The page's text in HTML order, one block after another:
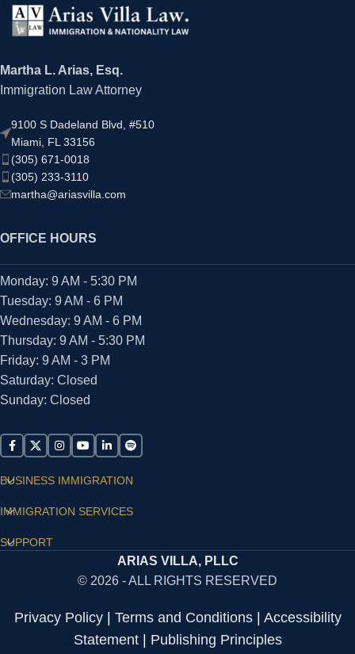
Martha L. Arias, Esq.
Immigration Law Attorney
9100 S Dadeland Blvd, #510
Miami, FL 33156
(305) 671-0018
(305) 233-3110
martha@ariasvilla.com
OFFICE HOURS
Monday: 9 AM - 5:30 PM
Tuesday: 9 AM - 6 PM
Wednesday: 9 AM - 6 PM
Thursday: 9 AM - 5:30 PM
Friday: 9 AM - 3 PM
Saturday: Closed
Sunday: Closed
BUSINESS IMMIGRATION
IMMIGRATION SERVICES
SUPPORT
ARIAS VILLA, PLLC
© 2026 - ALL RIGHTS RESERVED
Privacy Policy| Terms and Conditions| Accessibility
Statement| Publishing Principles